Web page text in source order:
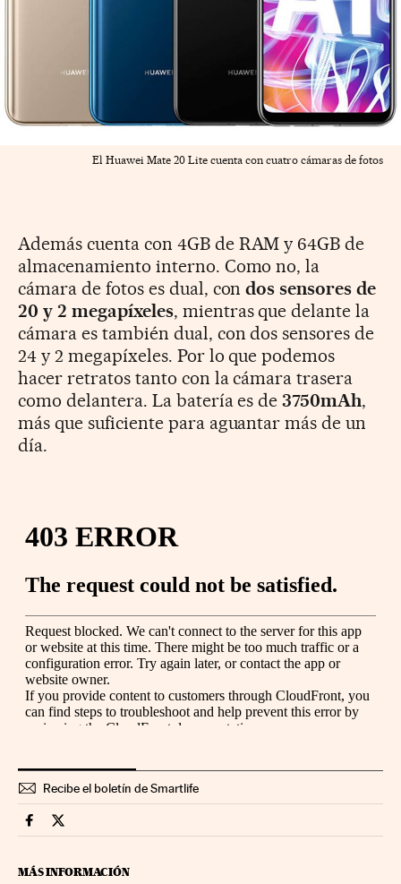
El Huawei Mate 20 Lite cuenta con cuatro cámaras de fotos
Además cuenta con 4GB de RAM y 64GB de
almacenamiento interno. Como no, la
cámara de fotos es dual, con dos sensores de
20 y 2 megapíxeles, mientras que delante la
cámara es también dual, con dos sensores de
24 y 2 megapíxeles. Por lo que podemos
hacer retratos tanto con la cámara trasera
como delantera. La batería es de3750mAh,
más que suficiente para aguantar más de un
día.
Recibe el boletín de Smartlife
Smartlife Cinco Días en Facebook
Smartlife Cinco Días en Twitter
MÁS INFORMACIÓN